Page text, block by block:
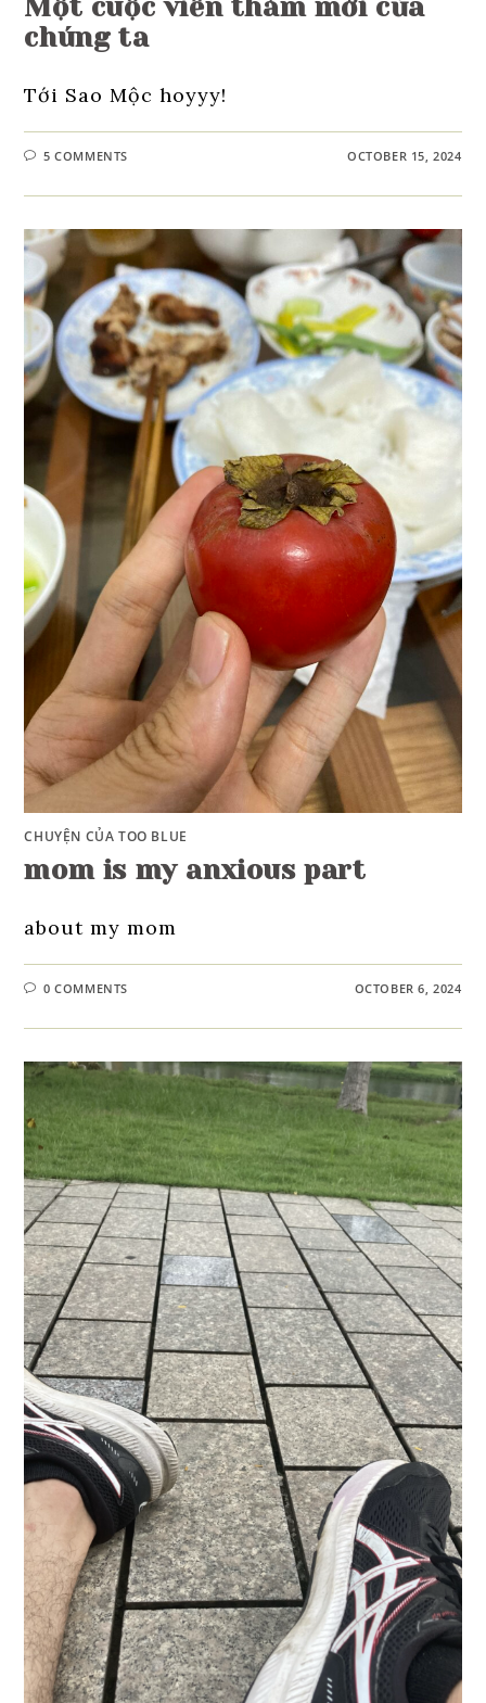
Một cuộc viễn thám mới của
chúng ta
Tới Sao Mộc hoyyy!
5 COMMENTS OCTOBER 15, 2024
CHUYỆN CỦA TOO BLUE
mom is my anxious part
about my mom
0 COMMENTS OCTOBER 6, 2024